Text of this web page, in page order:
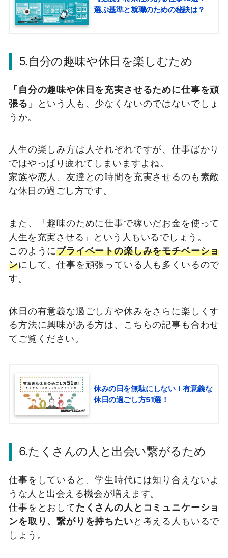
選ぶ基準と就職のための秘訣は？
5.自分の趣味や休日を楽しむため
「自分の趣味や休日を充実させるために仕事を頑
張る」
という人も、少なくないのではないでしょ
うか。
人生の楽しみ方は人それぞれですが、仕事ばかり
ではやっぱり疲れてしまいますよね。
家族や恋人、友達との時間を充実させるのも素敵
な休日の過ごし方です。
また、「趣味のために仕事で稼いだお金を使って
人生を充実させる」という人もいるでしょう。
このようにプライベートの楽しみをモチベーショ
ンにして、仕事を頑張っている人も多くいるので
す。
休日の有意義な過ごし方や休みをさらに楽しくす
る方法に興味がある方は、こちらの記事も合わせ
てご覧ください。
休みの日を無駄にしない！有意義な
休日の過ごし方51選！
6.たくさんの人と出会い繋がるため
仕事をしていると、学生時代には知り合えないよ
うな人と出会える機会が増えます。
仕事をとおしてたくさんの人とコミュニケーショ
ンを取り、繋がりを持ちたいと考える人もいるで
しょう。